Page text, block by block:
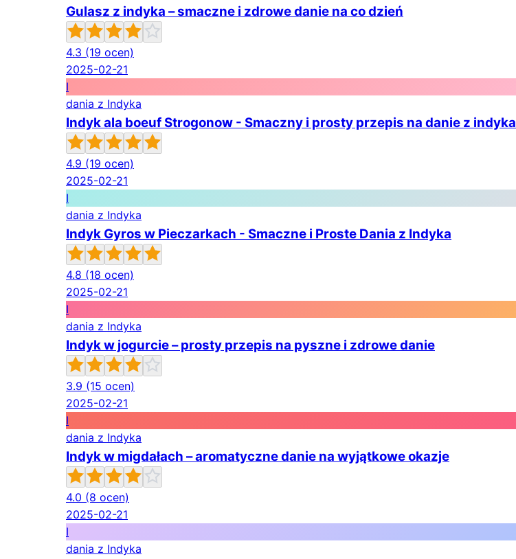
Gulasz z indyka – smaczne i zdrowe danie na co dzień
4.3 (19 ocen)
2025-02-21
I
dania z Indyka
Indyk ala boeuf Strogonow - Smaczny i prosty przepis na danie z indyka
4.9 (19 ocen)
2025-02-21
I
dania z Indyka
Indyk Gyros w Pieczarkach - Smaczne i Proste Dania z Indyka
4.8 (18 ocen)
2025-02-21
I
dania z Indyka
Indyk w jogurcie – prosty przepis na pyszne i zdrowe danie
3.9 (15 ocen)
2025-02-21
I
dania z Indyka
Indyk w migdałach – aromatyczne danie na wyjątkowe okazje
4.0 (8 ocen)
2025-02-21
I
dania z Indyka